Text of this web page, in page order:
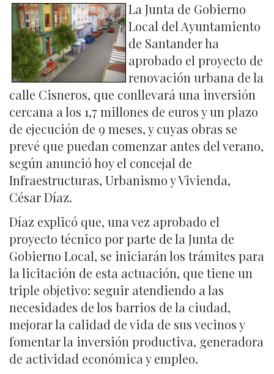
La Junta de Gobierno
Local del Ayuntamiento
de Santander ha
aprobado el proyecto de
renovación urbana de la
calle Cisneros, que conllevará una inversión
cercana a los 1,7 millones de euros y un plazo
de ejecución de 9 meses, y cuyas obras se
prevé que puedan comenzar antes del verano,
según anunció hoy el concejal de
Infraestructuras, Urbanismo y Vivienda,
César Díaz.
Díaz explicó que, una vez aprobado el
proyecto técnico por parte de la Junta de
Gobierno Local, se iniciarán los trámites para
la licitación de esta actuación, que tiene un
triple objetivo: seguir atendiendo a las
necesidades de los barrios de la ciudad,
mejorar la calidad de vida de sus vecinos y
fomentar la inversión productiva, generadora
de actividad económica y empleo.